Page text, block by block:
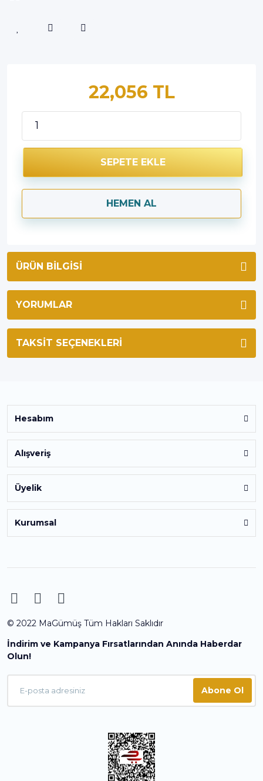
22,056 TL
SEPETE EKLE
HEMEN AL
ÜRÜN BILGISI
YORUMLAR
TAKSIT SEÇENEKLERI
Hesabım
Alışveriş
Üyelik
Kurumsal
© 2022 MaGümüş Tüm Hakları Saklıdır
İndirim ve Kampanya Fırsatlarından Anında Haberdar
Olun!
Abone Ol